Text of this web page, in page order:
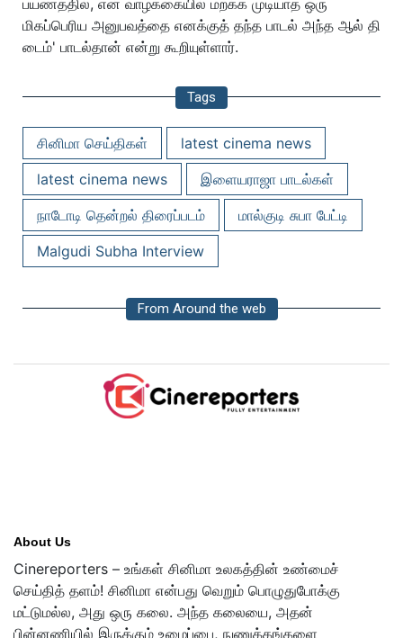
முதலிலிருந்து முழுப் பாடலையும் பாட வேண்டும்.
அப்படி ஒரு கடினமான சூழ்நிலையிலும், கவனமாகப் பாடி
பயணத்தில், என் வாழ்க்கையில் மறக்க முடியாத ஒரு
மிகப்பெரிய அனுபவத்தை எனக்குத் தந்த பாடல் அந்த ஆல் தி
டைம்' பாடல்தான் என்று கூறியுள்ளார்.
Tags
சினிமா செய்திகள்
latest cinema news
latest cinema news
இளையராஜா பாடல்கள்
நாடோடி தென்றல் திரைப்படம்
மால்குடி சுபா பேட்டி
From Around the web
About Us